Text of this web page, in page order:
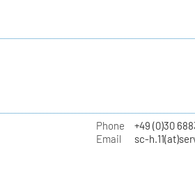
Phone
+49 (0)30
Email
sc-